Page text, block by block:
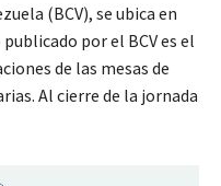
(BCV), se ubica en
por el BCV es el
de las mesas de
Al cierre de la jornada